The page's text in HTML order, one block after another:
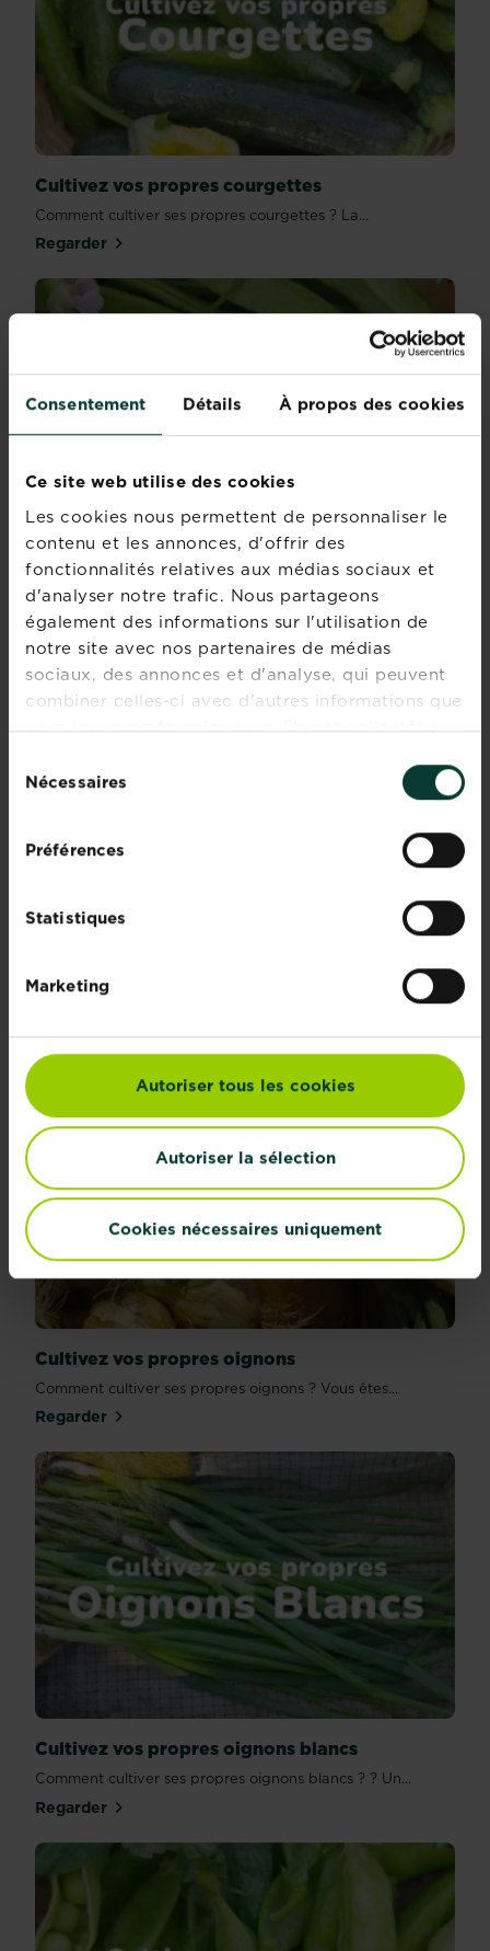
Consentement Détails À propos des cookies
Ce site web utilise des cookies
Les cookies nous permettent de personnaliser le
contenu et les annonces, d'offrir des
fonctionnalités relatives aux médias sociaux et
d'analyser notre trafic. Nous partageons
également des informations sur l'utilisation de
notre site avec nos partenaires de médias
sociaux, des annonces et d'analyse, qui peuvent
combiner celles-ci avec d'autres informations que
vous leur avez fournies ou qu'ils ont collectées
duNécessaires
Préférences
Statistiques
Marketing
Autoriser tous les cookies
Autoriser la sélection
Cookies nécessaires uniquement
Cultivez vos propres courgettes
Comment cultiver ses propres courgettes ? La...
Regarder
Cultivez vos propres haricots grimpants
Comment cultiver ses propres haricots grimpants...
Regarder
Comment cultiver son propre maïs doux ? ? Avez...
Cultivez vos propres oignons
Comment cultiver ses propres oignons ? Vous êtes...
Regarder
Cultivez vos propres oignons blancs
Comment cultiver ses propres oignons blancs ? ? Un...
Regarder